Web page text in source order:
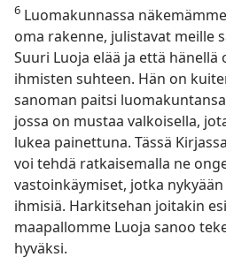
6 Luomakunnassa
oma rakenne, julistavat meille
Suuri Luoja elää ja että
ihmisten suhteen. Hän on
sanoman paitsi
jossa on mustaa valkoisella,
lukea painettuna. Tässä
voi tehdä ratkaisemalla ne
vastoinkäymiset, jotka
ihmisiä. Harkitsehan joitakin
maapallomme Luoja sanoo
hyväksi.